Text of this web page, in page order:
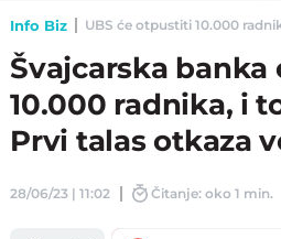
Info Biz UBS će otpustiti 10.000
Švajcarska
10.000 radnika, i
Prvi talas otkaza
28/06/23 | 11:02 Čitanje: oko 1 min.